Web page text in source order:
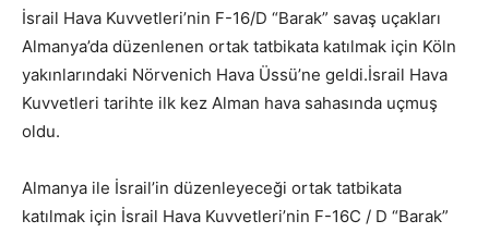
İsrail Hava Kuvvetleri’nin F-16/D “Barak” savaş uçakları
Almanya’da düzenlenen ortak tatbikata katılmak için Köln
yakınlarındaki Nörvenich Hava Üssü’ne geldi.İsrail Hava
Kuvvetleri tarihte ilk kez Alman hava sahasında uçmuş
oldu.
Almanya ile İsrail’in düzenleyeceği ortak tatbikata
katılmak için İsrail Hava Kuvvetleri’nin F-16C / D “Barak”